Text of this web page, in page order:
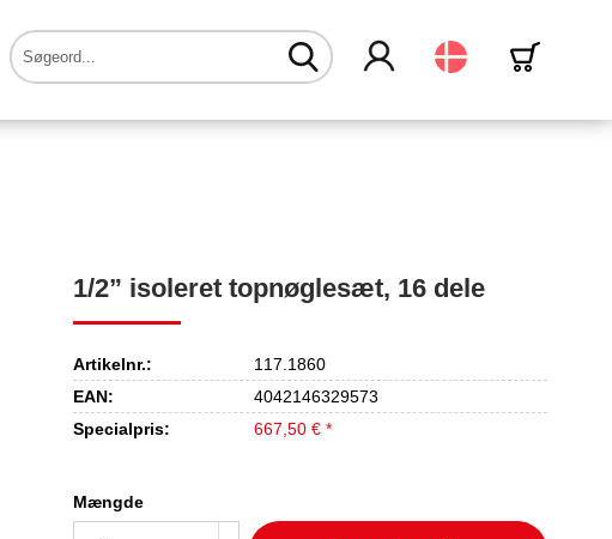
Dansk
1/2” isoleret topnøglesæt, 16 dele
Artikelnr.:
117.1860
EAN:
4042146329573
Specialpris:
667,50 € *
Mængde